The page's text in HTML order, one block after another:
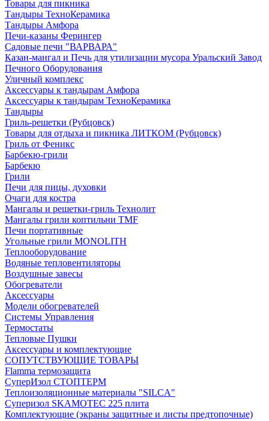
Товары для пикника
Тандыры ТехноКерамика
Тандыры Амфора
Печи-казаны Ферингер
Садовые печи "ВАРВАРА"
Казан-мангал и Печь для утилизации мусора Уральский Завод
Печного Оборудования
Уличный комплекс
Аксессуары к тандырам Амфора
Аксессуары к тандырам ТехноКерамика
Тандыры
Гриль-решетки (Рубцовск)
Товары для отдыха и пикника ЛИТКОМ (Рубцовск)
Гриль от Феникс
Барбекю-грили
Барбекю
Грили
Печи для пицы, духовки
Очаги для костра
Мангалы и решетки-гриль Технолит
Мангалы грили коптильни TMF
Печи портативные
Угольные грили MONOLITH
Теплооборудование
Водяные тепловентиляторы
Воздушные завесы
Обогреватели
Аксессуары
Модели обогревателей
Системы Управления
Термостаты
Тепловые Пушки
Аксессуары и комплектующие
СОПУТСТВУЮЩИЕ ТОВАРЫ
Flamma термозащита
СуперИзол СТОПТЕРМ
Теплоизоляционные материалы "SILCA"
Суперизол SKAMOTEC 225 плита
Комплектующие (экраны защитные и листы предтопочные)